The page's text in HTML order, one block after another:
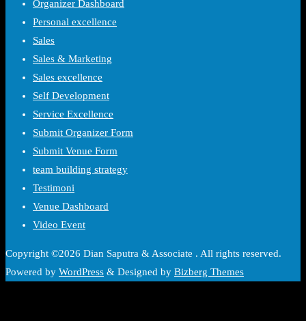
Organizer Dashboard
Personal excellence
Sales
Sales & Marketing
Sales excellence
Self Development
Service Excellence
Submit Organizer Form
Submit Venue Form
team building strategy
Testimoni
Venue Dashboard
Video Event
Copyright ©2026 Dian Saputra & Associate . All rights reserved.
Powered by WordPress & Designed by Bizberg Themes